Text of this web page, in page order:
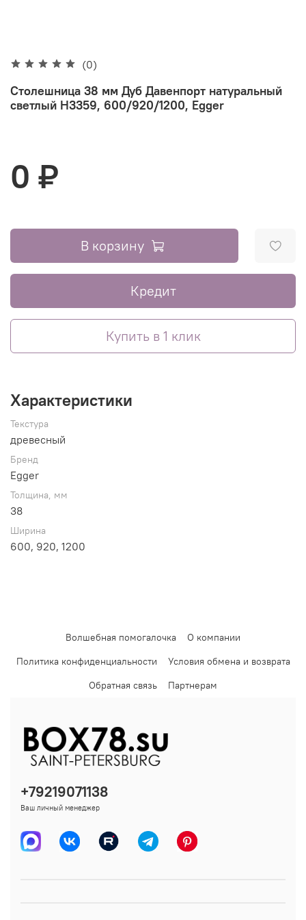
(0)
Столешница 38 мм Дуб Давенпорт натуральный
светлый H3359, 600/920/1200, Egger
0 ₽
В корзину
Кредит
Купить в 1 клик
Характеристики
Текстура
древесный
Бренд
Egger
Толщина, мм
38
Ширина
600, 920, 1200
Волшебная помогалочка
О компании
Политика конфиденциальности
Условия обмена и возврата
Обратная связь
Партнерам
+79219071138
Ваш личный менеджер